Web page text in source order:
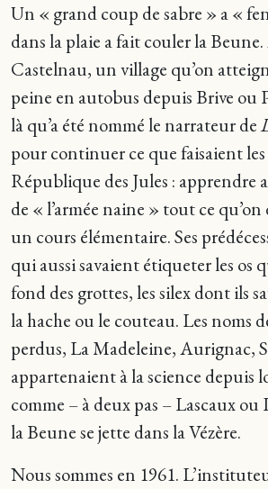
Un « grand coup de sabre » a «
dans la plaie a fait couler la
Castelnau, un village qu’on
peine en autobus depuis Brive ou
là qu’a été nommé le narrateur de
pour continuer ce que faisaient
République des Jules : apprendre
de « l’armée naine » tout ce
un cours élémentaire. Ses
qui aussi savaient étiqueter les os
fond des grottes, les silex dont ils
la hache ou le couteau. Les noms
perdus, La Madeleine, Aurignac,
appartenaient à la science depuis
comme – à deux pas – Lascaux ou
la Beune se jette dans la Vézère.
Nous sommes en 1961.